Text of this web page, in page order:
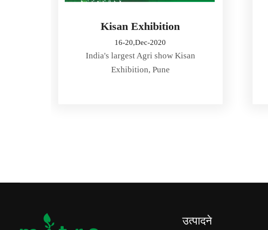
Kisan Exhibition
16-20,Dec-2020
India's largest Agri show Kisan
Exhibition, Pune
उत्पादने